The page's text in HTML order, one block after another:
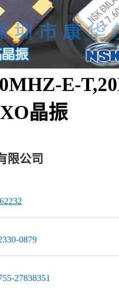
E-
晶振
限公司
0879
27838351